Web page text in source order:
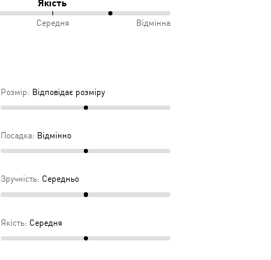
Якість
Середня Відмінна
Розмір: Відповідає розміру
Посадка: Відмінно
Зручність: Середньо
Якість: Середня